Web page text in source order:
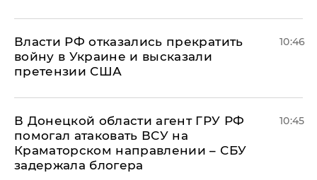
Власти РФ отказались прекратить
войну в Украине и высказали
претензии США
10:46
В Донецкой области агент ГРУ РФ
помогал атаковать ВСУ на
Краматорском направлении – СБУ
задержала блогера
10:45